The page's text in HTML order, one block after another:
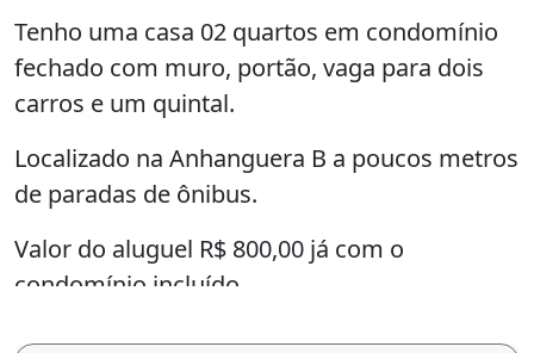
Tenho uma casa 02 quartos em condomínio
fechado com muro, portão, vaga para dois
carros e um quintal.
Localizado na Anhanguera B a poucos metros
de paradas de ônibus.
Valor do aluguel R$ 800,00 já com o
condomínio incluído.
Para alugar tem que ter em mãos R$ 1.600,00